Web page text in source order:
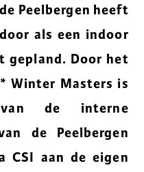
Peelbergen heeft
als een indoor
gepland. Door het
Winter Masters is
de interne
de Peelbergen
CSI aan de eigen